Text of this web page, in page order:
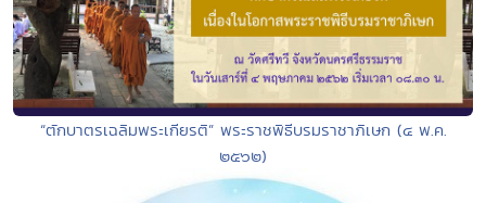
“ตักบาตรเฉลิมพระเกียรติ” พระราชพิธีบรมราชาภิเษก (๔ พ.ค.
๒๕๖๒)